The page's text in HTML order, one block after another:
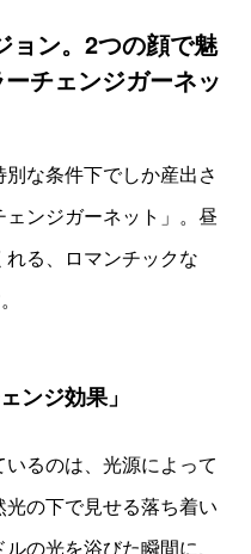
っておりません。
にお届けする現物を
ため、写真の商品を
たします。撮影環境
え方に差が生じる場
点がございました
ョン。2つの顔で魅
チェンジガーネッ
な条件下でしか産出さ
ンジガーネット」。昼
る、ロマンチックな
ンジ効果」
るのは、光源によって
の下で見せる落ち着い
の光を浴びた瞬間に、